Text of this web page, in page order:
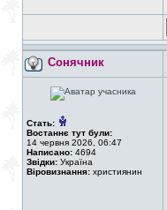
Сонячник
Стать:
Востаннє тут були:
14 червня 2026, 06:47
Написано: 4694
Звідки: Україна
Віровизнання: християнин